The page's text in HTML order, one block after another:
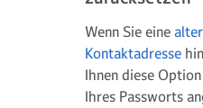
Wenn Sie eine
Kontaktadresse
Ihnen diese
Ihres Passworts